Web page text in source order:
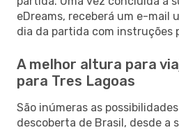
eDreams, receberá um e-mail
dia da partida com instruções
A melhor altura para
para Tres Lagoas
São inúmeras as
descoberta de Brasil, desde a